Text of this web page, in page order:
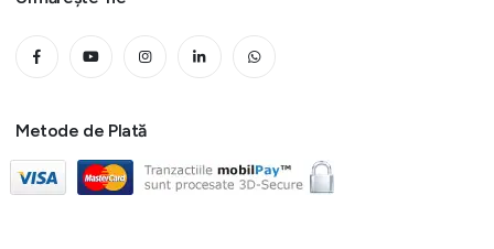
Metode de Plată